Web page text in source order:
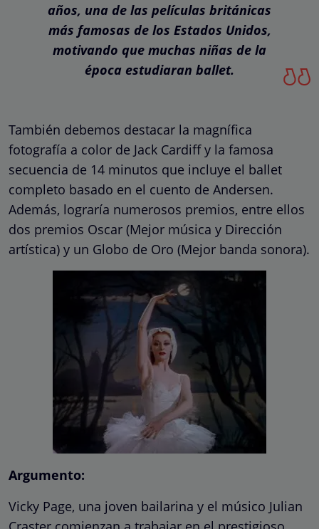
años, una de las películas británicas
más famosas de los Estados Unidos,
motivando que muchas niñas de la
época estudiaran ballet.
También debemos destacar la magnífica
fotografía a color de Jack Cardiff y la famosa
secuencia de 14 minutos que incluye el ballet
completo basado en el cuento de Andersen.
Además, lograría numerosos premios, entre ellos
dos premios Oscar (Mejor música y Dirección
artística) y un Globo de Oro (Mejor banda sonora).
Argumento:
Vicky Page, una joven bailarina y el músico Julian